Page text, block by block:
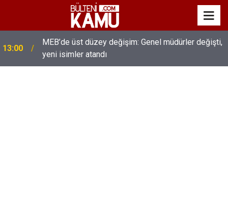
13:00
MEB’de üst düzey değişim: Genel müdürler değişti,
yeni isimler atandı